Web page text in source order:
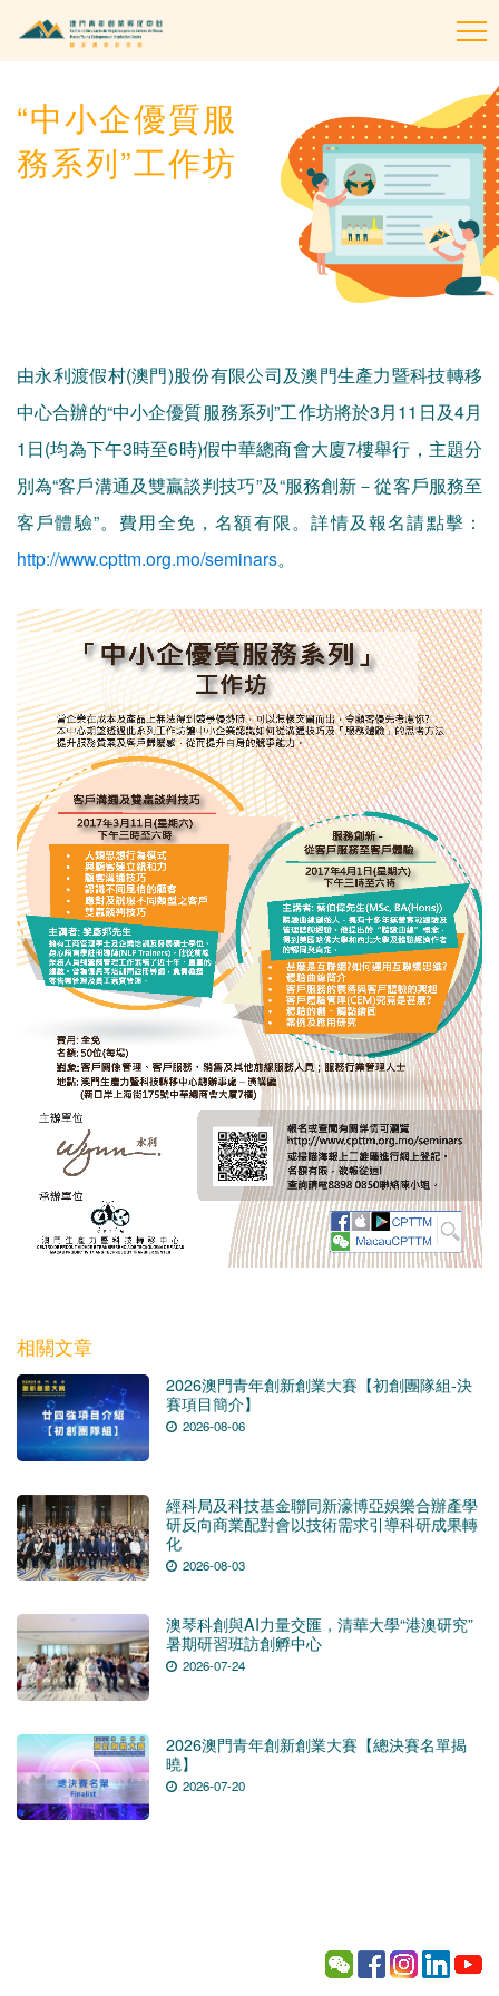
“中小企優質服
務系列”工作坊
由永利渡假村(澳門)股份有限公司及澳門生產力暨科技轉移
中心合辦的“中小企優質服務系列”工作坊將於3月11日及4月
1日(均為下午3時至6時)假中華總商會大廈7樓舉行，主題分
別為“客戶溝通及雙贏談判技巧”及“服務創新－從客戶服務至
客戶體驗”。費用全免，名額有限。詳情及報名請點擊：
http://www.cpttm.org.mo/seminars。
相關文章
2026澳門青年創新創業大賽【初創團隊組-決
賽項目簡介】
2026-08-06
經科局及科技基金聯同新濠博亞娛樂合辦產學
研反向商業配對會以技術需求引導科研成果轉
化
2026-08-03
澳琴科創與AI力量交匯，清華大學“港澳研究”
暑期研習班訪創孵中心
2026-07-24
2026澳門青年創新創業大賽【總決賽名單揭
曉】
2026-07-20